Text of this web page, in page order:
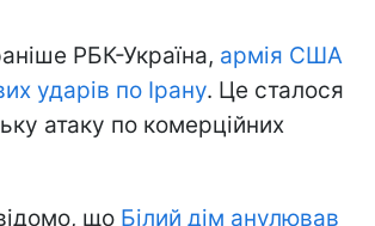
РБК-Україна, армія США
ударів по Ірану. Це сталося
атаку по комерційних
що Білий дім анулював